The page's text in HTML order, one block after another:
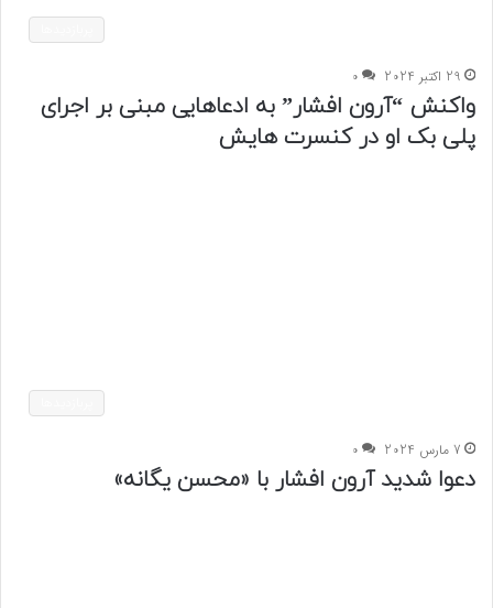
29 اکتبر 2024 0
واکنش “آرون افشار” به ادعاهایی مبنی بر اجرای
پلی بک او در کنسرت هایش
7 مارس 2024 0
دعوا شدید آرون افشار با «محسن یگانه»